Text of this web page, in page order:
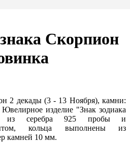
Скорпион
2 декады (3 - 13 Ноября), камни:
изделие "Знак зодиака
из серебра 925 пробы и
кольца выполнены из
камней 10 мм.